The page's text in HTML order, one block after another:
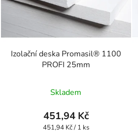
Izolační deska Promasil® 1100
PROFI 25mm
Skladem
451,94 Kč
Měrná
451,94 Kč / 1 ks